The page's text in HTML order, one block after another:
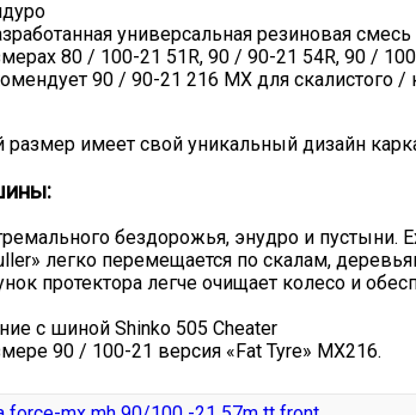
универсальная резиновая
80 / 100-21 51R, 90 / 90-21 54R, 90 /
90 / 90-21 216 MX для скалистого
имеет свой уникальный дизайн
бездорожья, энудро и пустыни.
легко перемещается по скалам,
протектора легче очищает колесо и
с шиной Shinko 505 Cheater
90 / 100-21 версия «Fat Tyre» MX216.